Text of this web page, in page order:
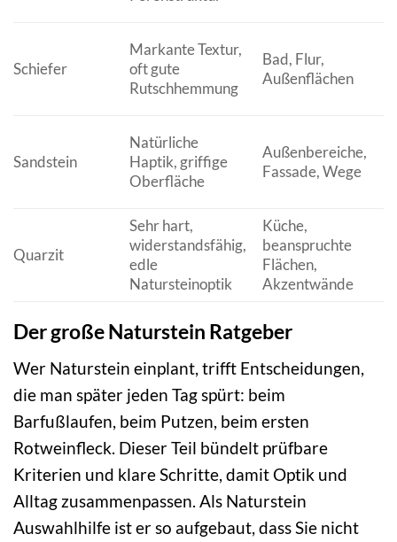
Schiefer
Markante Textur,
oft gute
Rutschhemmung
Bad, Flur,
Außenflächen
Sandstein
Natürliche
Haptik, griffige
Oberfläche
Außenbereiche,
Fassade, Wege
Quarzit
Sehr hart,
widerstandsfähig,
edle
Natursteinoptik
Küche,
beanspruchte
Flächen,
Akzentwände
Der große Naturstein Ratgeber
Wer Naturstein einplant, trifft Entscheidungen,
die man später jeden Tag spürt: beim
Barfußlaufen, beim Putzen, beim ersten
Rotweinfleck. Dieser Teil bündelt prüfbare
Kriterien und klare Schritte, damit Optik und
Alltag zusammenpassen. Als Naturstein
Auswahlhilfe ist er so aufgebaut, dass Sie nicht